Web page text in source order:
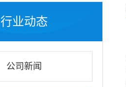
行业动态
公司新闻